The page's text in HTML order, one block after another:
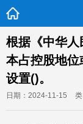
根据《中华
本占控股地
设置()。
日期：2024-11-15 类